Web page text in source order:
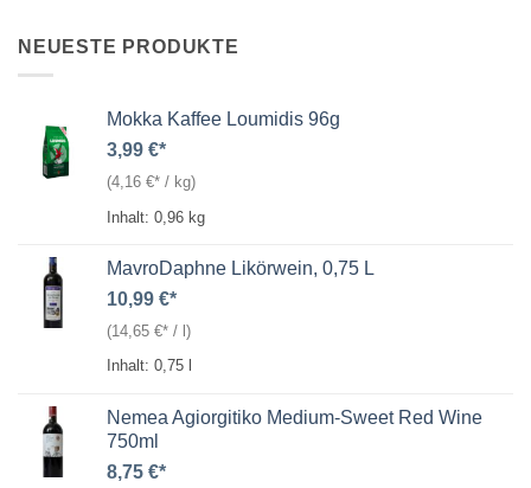
NEUESTE PRODUKTE
Mokka Kaffee Loumidis 96g
3,99 €
(4,16 € / kg)
Inhalt: 0,96 kg
MavroDaphne Likörwein, 0,75 L
10,99 €
(14,65 € / )
Inhalt: 0,75
Nemea Agiorgitiko Medium-Sweet Red Wine
750ml
8,75 €